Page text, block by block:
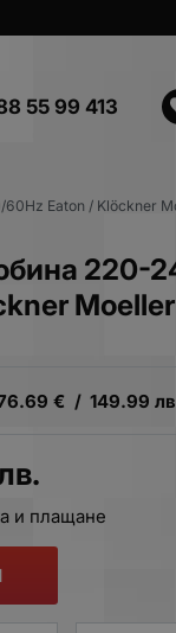
55 99 413
Eaton / Klöckner
220-
Moeller
€ / 149.99
и плащане